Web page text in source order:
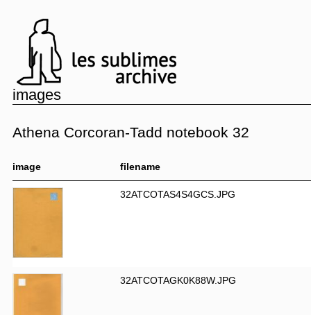
images
Athena Corcoran-Tadd notebook 32
image filename
32ATCOTAS4S4GCS.JPG
32ATCOTAGK0K88W.JPG